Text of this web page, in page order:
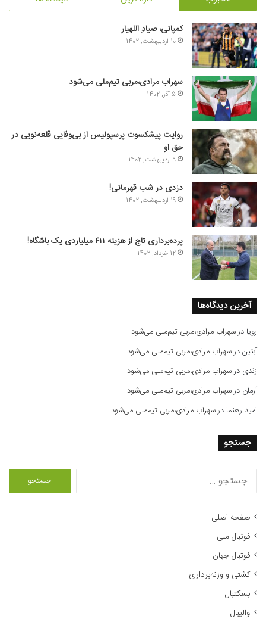
کمپانی، صیادِ اللهیار
10 اردیبهشت, 1402
سهراب مرادی،مربی تیم‌ملی می‌شود
5 آذر, 1402
روایت پیشکسوت پرسپولیس از بی‌وفایی قلعه‌نویی در
حق او
9 اردیبهشت, 1402
دزدی در شب قهرمانی!
19 اردیبهشت, 1402
پرده‌برداری تاج از هزینه ۴۱۱ میلیاردی یک باشگاه!
12 خرداد, 1402
آخرین دیدگاه‌ها
رویا درسهراب مرادی،مربی تیم‌ملی می‌شود
آبتیندرسهراب مرادی،مربی تیم‌ملی می‌شود
زندی درسهراب مرادی،مربی تیم‌ملی می‌شود
آرمان درسهراب مرادی،مربی تیم‌ملی می‌شود
امید رهنما درسهراب مرادی،مربی تیم‌ملی می‌شود
جستجو
صفحه اصلی
فوتبال ملی
فوتبال جهان
کشتی و وزنه‌برداری
بسکتبال
والیبال